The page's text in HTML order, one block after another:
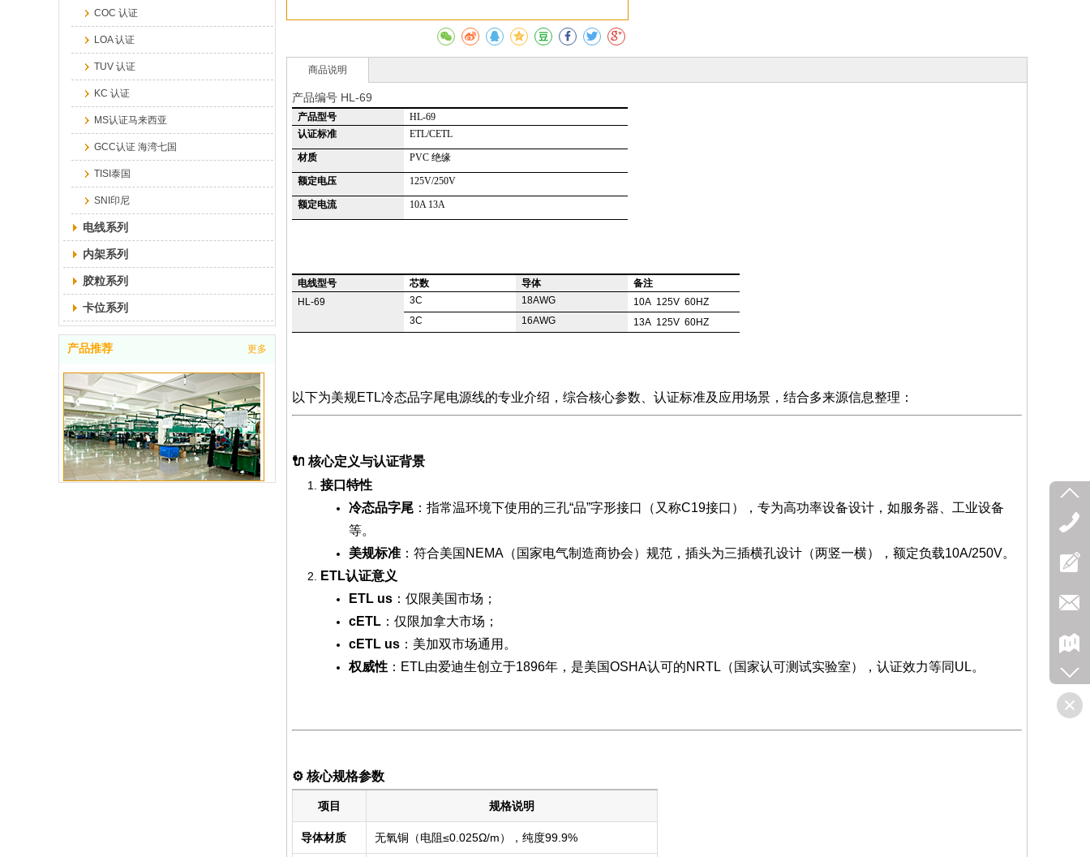
COC 认证
LOA 认证
TUV 认证
KC 认证
MS认证马来西亚
GCC认证 海湾七国
TISI泰国
SNI印尼
电线系列
内架系列
胶粒系列
卡位系列
产品推荐 更多
商品说明
产品编号 HL-69
产品型号
HL-69
认证标准
ETL/CETL
材质 PVC 绝缘
额定电压 125V/250V
额定电流 10A 13A
电线型号 芯数 导体
备注
HL-69
3C 18AWG
10A 125V 60HZ
3C
16AWG 13A 125V 60HZ
以下为美规ETL冷态品字尾电源线的专业介绍，综合核心参数、认证标准及应用场景，结合多来源信息整理：
🔌 核心定义与认证背景
接口特性
冷态品字尾 ：指常温环境下使用的三孔“品”字形接口（又称C19接口），专为高功率设备设计，如服务器、工业设备
等。
美规标准 ：符合美国NEMA（国家电气制造商协会）规范，插头为三插横孔设计（两竖一横），额定负载10A/250V。
ETL认证意义
ETL us ：仅限美国市场；
cETL ：仅限加拿大市场；
cETL us ：美加双市场通用。
权威性 ：ETL由爱迪生创立于1896年，是美国OSHA认可的NRTL（国家认可测试实验室），认证效力等同UL。
⚙️ 核心规格参数
项目 规格说明
导体材质 无氧铜（电阻≤0.025Ω/m），纯度99.9%